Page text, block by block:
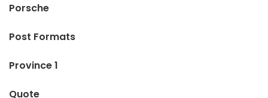
Porsche
Post Formats
Province 1
Quote